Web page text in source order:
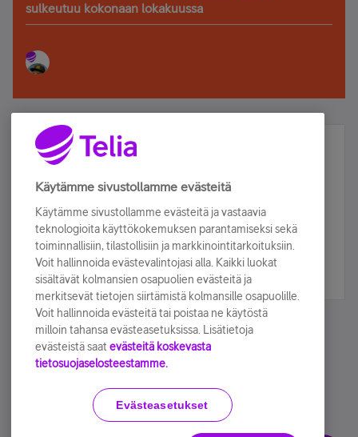
sulkeutuu kokonaan lokakuussa
Älä jää paitsi – osallistu ja voita!
Tilaa Telian uutiskirje ja olet mukana arvonnassa.
sähköpostiisi.
Tilaa nyt
Käyttöehdot Accessibility statement
Käytämme sivustollamme evästeitä
Käytämme sivustollamme evästeitä ja vastaavia
teknologioita käyttökokemuksen parantamiseksi sekä
toiminnallisiin, tilastollisiin ja markkinointitarkoituksiin.
Voit hallinnoida evästevalintojasi alla. Kaikki luokat
sisältävät kolmansien osapuolien evästeitä ja
merkitsevät tietojen siirtämistä kolmansille osapuolille.
Voit hallinnoida evästeitä tai poistaa ne käytöstä
milloin tahansa evästeasetuksissa. Lisätietoja
evästeistä saat evästeitä koskevasta
tietosuojaselosteestamme.
Evästeasetukset